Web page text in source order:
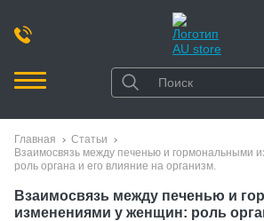
Главная
Статьи
Взаимосвязь между печенью и гормональными
роль органа и его влияние на организм.
Взаимосвязь между печенью и
изменениями у женщин: роль